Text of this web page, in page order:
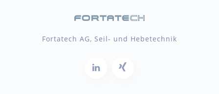
Fortatech AG, Seil- und Hebetechnik